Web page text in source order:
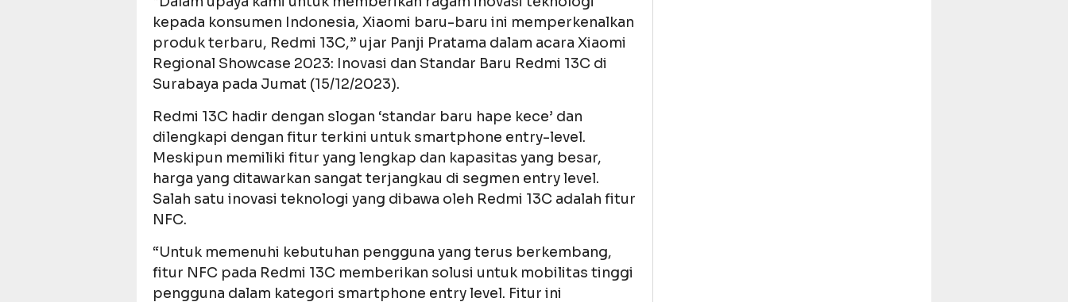
kepada konsumen Indonesia, Xiaomi baru-baru ini memperkenalkan
produk terbaru, Redmi 13C,” ujar Panji Pratama dalam acara Xiaomi
Regional Showcase 2023: Inovasi dan Standar Baru Redmi 13C di
Surabaya pada Jumat (15/12/2023).
Redmi 13C hadir dengan slogan ‘standar baru hape kece’ dan
dilengkapi dengan fitur terkini untuk smartphone entry-level.
Meskipun memiliki fitur yang lengkap dan kapasitas yang besar,
harga yang ditawarkan sangat terjangkau di segmen entry level.
Salah satu inovasi teknologi yang dibawa oleh Redmi 13C adalah fitur
NFC.
“Untuk memenuhi kebutuhan pengguna yang terus berkembang,
fitur NFC pada Redmi 13C memberikan solusi untuk mobilitas tinggi
pengguna dalam kategori smartphone entry level. Fitur ini